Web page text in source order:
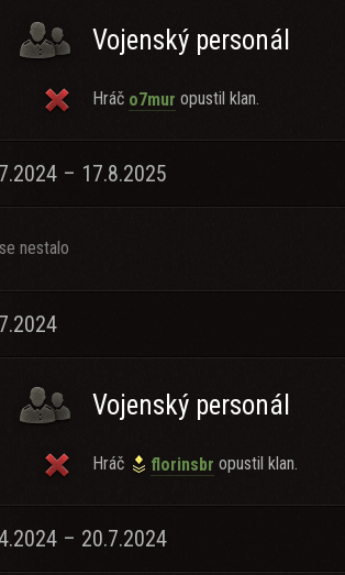
Vojenský personál
Hráč o7mur opustil klan.
– 17.8.2025
nestalo
Vojenský personál
Hráč florinsbr opustil klan.
– 20.7.2024